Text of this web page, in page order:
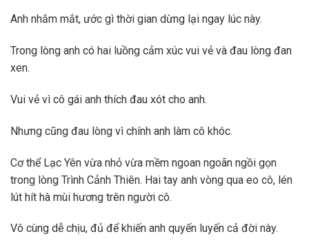
Anh nhắm mắt, ước gì thời gian dừng lại ngay lúc này.
Trong lòng anh có hai luồng cảm xúc vui vẻ và đau lòng đan
xen.
Vui vẻ vì cô gái anh thích đau xót cho anh.
Nhưng cũng đau lòng vì chính anh làm cô khóc.
Cơ thể Lạc Yên vừa nhỏ vừa mềm ngoan ngoãn ngồi gọn
trong lòng Trình Cảnh Thiên. Hai tay anh vòng qua eo cô, lén
lút hít hà mùi hương trên người cô.
Vô cùng dễ chịu, đủ để khiến anh quyến luyến cả đời này.